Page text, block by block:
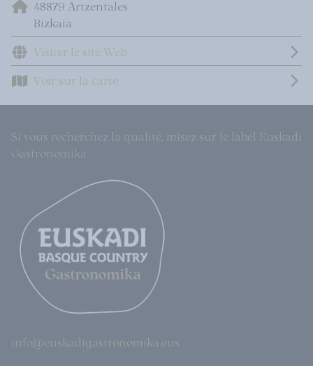
48879 Artzentales
Bizkaia
Visiter le site Web
Voir sur la carte
Si vous recherchez la qualité, misez sur le label Euskadi
Gastronomika
info@euskadigastronomika.eus